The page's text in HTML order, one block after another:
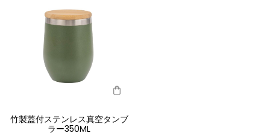
竹製蓋付ステンレス真空タンブ
ラー350ML